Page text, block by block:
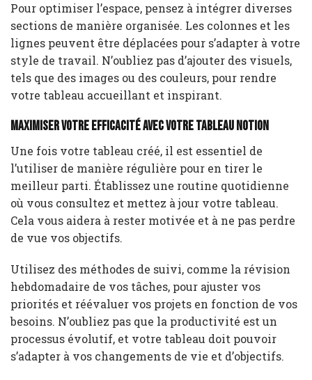
Pour optimiser l’espace, pensez à intégrer diverses
sections de manière organisée. Les colonnes et les
lignes peuvent être déplacées pour s’adapter à votre
style de travail. N’oubliez pas d’ajouter des visuels,
tels que des images ou des couleurs, pour rendre
votre tableau accueillant et inspirant.
Maximiser votre efficacité avec votre tableau Notion
Une fois votre tableau créé, il est essentiel de
l’utiliser de manière régulière pour en tirer le
meilleur parti. Établissez une routine quotidienne
où vous consultez et mettez à jour votre tableau.
Cela vous aidera à rester motivée et à ne pas perdre
de vue vos objectifs.
Utilisez des méthodes de suivi, comme la révision
hebdomadaire de vos tâches, pour ajuster vos
priorités et réévaluer vos projets en fonction de vos
besoins. N’oubliez pas que la productivité est un
processus évolutif, et votre tableau doit pouvoir
s’adapter à vos changements de vie et d’objectifs.